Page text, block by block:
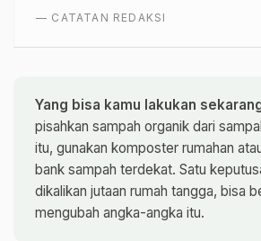
— CATATAN REDAKSI
Yang bisa kamu lakukan
pisahkan sampah organik dari
itu, gunakan komposter rumahan
bank sampah terdekat. Satu
dikalikan jutaan rumah tangga, bisa
mengubah angka-angka itu.